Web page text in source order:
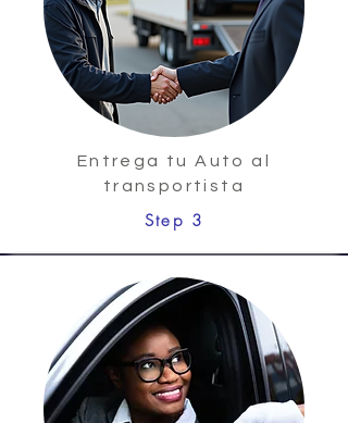
Entrega tu Auto al
transportista
Step 3